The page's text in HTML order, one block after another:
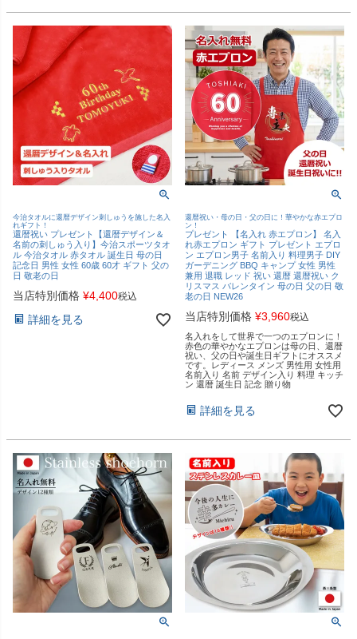
今治タオルに還暦デザイン刺しゅうを施した名入
れギフト！
還暦祝い プレゼント【還暦デザイン＆
名前の刺しゅう入り】今治スポーツタオ
ル 今治タオル 赤タオル 誕生日 母の日
記念日 男性 女性 60歳 60才 ギフト 父の
日 敬老の日
当店特別価格 ¥4,400税込
詳細を見る
還暦祝い・母の日・父の日に！華やかな赤エプロ
ン！
プレゼント 【名入れ 赤エプロン】 名入
れ赤エプロン ギフト プレゼント エプロ
ン エプロン男子 名前入り 料理男子 DIY
ガーデニング BBQ キャンプ 女性 男性
兼用 退職 レッド 祝い 還暦 還暦祝い ク
リスマス バレンタイン 母の日 父の日 敬
老の日 NEW26
当店特別価格 ¥3,960税込
名入れをして世界で一つのエプロンに！
赤色の華やかなエプロンは母の日、還暦
祝い、父の日や誕生日ギフトにオススメ
です。レディース メンズ 男性用 女性用
名前入り 名前 デザイン入り 料理 キッチ
ン 還暦 誕生日 記念 贈り物
詳細を見る